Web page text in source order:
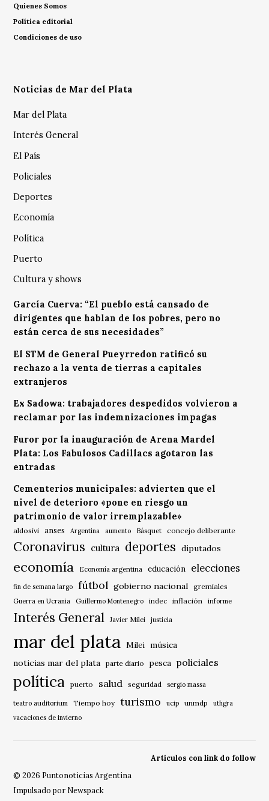
Quienes Somos
Política editorial
Condiciones de uso
Noticias de Mar del Plata
Mar del Plata
Interés General
El País
Policiales
Deportes
Economía
Política
Puerto
Cultura y shows
García Cuerva: “El pueblo está cansado de
dirigentes que hablan de los pobres, pero no
están cerca de sus necesidades”
El STM de General Pueyrredon ratificó su
rechazo a la venta de tierras a capitales
extranjeros
Ex Sadowa: trabajadores despedidos volvieron a
reclamar por las indemnizaciones impagas
Furor por la inauguración de Arena Mardel
Plata: Los Fabulosos Cadillacs agotaron las
entradas
Cementerios municipales: advierten que el
nivel de deterioro «pone en riesgo un
patrimonio de valor irremplazable»
aldosivi anses Argentina aumento Básquet concejo deliberante
Coronavirus cultura deportes diputados
economía Economía argentina educación elecciones
fin de semana largo fútbol gobierno nacional gremiales
Guerra en Ucrania Guillermo Montenegro indec inflación informe
Interés General Javier Milei justicia
mar del plata Milei música
noticias mar del plata
parte diario pesca policiales
política puerto salud seguridad sergio massa
teatro auditorium Tiempo hoy turismo ucip unmdp
uthgra
vacaciones de invierno
Articulos con link do follow
© 2026 Puntonoticias Argentina
Impulsado por Newspack